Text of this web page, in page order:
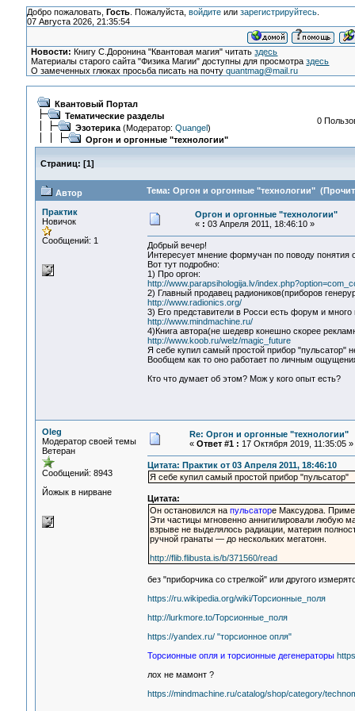
Добро пожаловать, Гость. Пожалуйста, войдитеили зарегистрируйтесь.
07 Августа 2026, 21:35:54
Новости: Книгу С.Доронина "Квантовая магия" читатьздесь
Материалы старого сайта "Физика Магии" доступны для просмотраздесь
О замеченных глюках просьба писать на почтуquantmag@mail.ru
Квантовый Портал
Тематические разделы
Эзотерика(Модератор: Quangel)
Оргон и оргонные "технологии"
0
Страниц: [1]
Автор Тема: Оргон и оргонные "технологии"
Практик
Новичок
Сообщений: 1
Оргон и оргонные "технологии"
« : 03 Апреля 2011, 18:46:10 »
Добрый вечер!
Интересует мнение формучан по поводу
Вот тут подробно:
1) Про оргон:
http://www.parapsihologija.lv/
2) Главный продавец радиоников(приборов
http://www.radionics.org/
3) Его представители в Росси есть форум и
http://www.mindmachine.ru/
4)Книга автора(не шедевр конешно скорее
http://www.koob.ru/welz/magic_future
Я себе купил самый простой прибор "пульсатор"
Вообщем как то оно работает по личным
Кто что думает об этом? Мож у кого опыт есть?
Oleg
Модератор своей темы
Ветеран
Сообщений: 8943
Йожык в нирване
Re: Оргон и оргонные "технологии"
« Ответ #1 : 17 Октября 2019, 11:35:05 »
Цитата: Практик от 03 Апреля 2011, 18:46:10
Я себе купил самый простой прибор "пульсатор"
Цитата:
Он остановился на пульсаторе Максудова.
Эти частицы мгновенно аннигилировали любую
взрыве не выделялось радиации, материя
ручной гранаты — до нескольких мегатонн.
http://flib.flibusta.is/b/371560/read
без "приборчика со стрелкой" или другого
https://ru.wikipedia.org/wiki/Торсионные_поля
http://lurkmore.to/Торсионные_поля
https://yandex.ru/ "торсионное опля"
Торсионные опля и торсионные дегенераторы
лох не мамонт ?
https://mindmachine.ru/catalog/shop/category/